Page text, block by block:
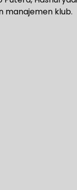
manajemen klub.